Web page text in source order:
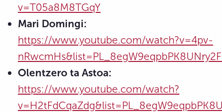
v=T05a8M8TGqY
Mari Domingi:
https://www.youtube.com/watch?v=4pv-
Olentzero ta Astoa:
https://www.youtube.com/watch?